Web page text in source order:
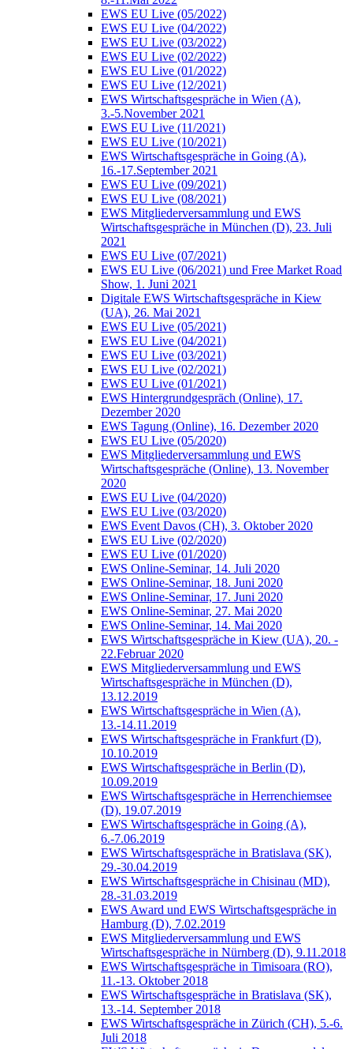
EWS EU Live (05/2022)
EWS EU Live (04/2022)
EWS EU Live (03/2022)
EWS EU Live (02/2022)
EWS EU Live (01/2022)
EWS EU Live (12/2021)
EWS Wirtschaftsgespräche in Wien (A),
3.-5.November 2021
EWS EU Live (11/2021)
EWS EU Live (10/2021)
EWS Wirtschaftsgespräche in Going (A),
16.-17.September 2021
EWS EU Live (09/2021)
EWS EU Live (08/2021)
EWS Mitgliederversammlung und EWS
Wirtschaftsgespräche in München (D), 23. Juli
2021
EWS EU Live (07/2021)
EWS EU Live (06/2021) und Free Market Road
Show, 1. Juni 2021
Digitale EWS Wirtschaftsgespräche in Kiew
(UA), 26. Mai 2021
EWS EU Live (05/2021)
EWS EU Live (04/2021)
EWS EU Live (03/2021)
EWS EU Live (02/2021)
EWS EU Live (01/2021)
EWS Hintergrundgespräch (Online), 17.
Dezember 2020
EWS Tagung (Online), 16. Dezember 2020
EWS EU Live (05/2020)
EWS Mitgliederversammlung und EWS
Wirtschaftsgespräche (Online), 13. November
2020
EWS EU Live (04/2020)
EWS EU Live (03/2020)
EWS Event Davos (CH), 3. Oktober 2020
EWS EU Live (02/2020)
EWS EU Live (01/2020)
EWS Online-Seminar, 14. Juli 2020
EWS Online-Seminar, 18. Juni 2020
EWS Online-Seminar, 17. Juni 2020
EWS Online-Seminar, 27. Mai 2020
EWS Online-Seminar, 14. Mai 2020
EWS Wirtschaftsgespräche in Kiew (UA), 20. -
22.Februar 2020
EWS Mitgliederversammlung und EWS
Wirtschaftsgespräche in München (D),
13.12.2019
EWS Wirtschaftsgespräche in Wien (A),
13.-14.11.2019
EWS Wirtschaftsgespräche in Frankfurt (D),
10.10.2019
EWS Wirtschaftsgespräche in Berlin (D),
10.09.2019
EWS Wirtschaftsgespräche in Herrenchiemsee
(D), 19.07.2019
EWS Wirtschaftsgespräche in Going (A),
6.-7.06.2019
EWS Wirtschaftsgespräche in Bratislava (SK),
29.-30.04.2019
EWS Wirtschaftsgespräche in Chisinau (MD),
28.-31.03.2019
EWS Award und EWS Wirtschaftsgespräche in
Hamburg (D), 7.02.2019
EWS Mitgliederversammlung und EWS
Wirtschaftsgespräche in Nürnberg (D), 9.11.2018
EWS Wirtschaftsgespräche in Timisoara (RO),
11.-13. Oktober 2018
EWS Wirtschaftsgespräche in Bratislava (SK),
13.-14. September 2018
EWS Wirtschaftsgespräche in Zürich (CH), 5.-6.
Juli 2018